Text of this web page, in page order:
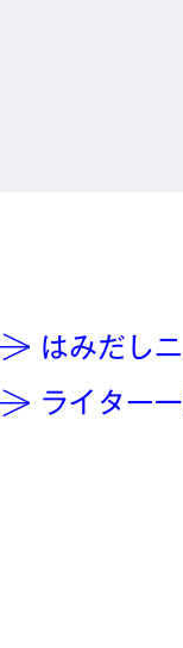
はみだし
ライター